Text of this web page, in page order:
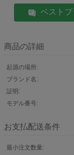
ベストプ
商品の詳細
起源の場所:
ブランド名:
証明:
モデル番号:
お支払配送条件
最小注文数量: